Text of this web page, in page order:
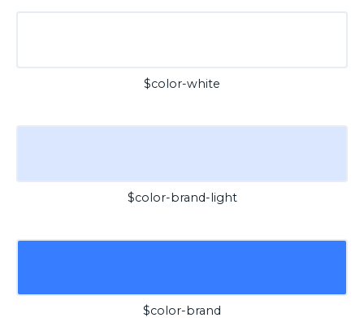
$color-white
$color-brand-light
$color-brand